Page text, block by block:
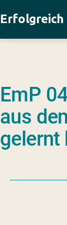
Inhalt
Erfolgreich
EmP
aus
gelernt